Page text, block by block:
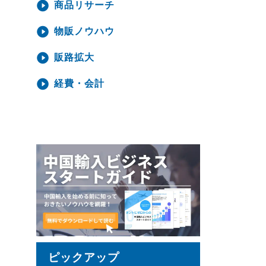
商品リサーチ
物販ノウハウ
販路拡大
経費・会計
ピックアップ